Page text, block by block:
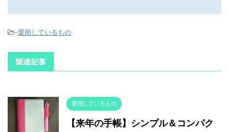
-愛用しているもの
関連記事
愛用しているもの
【来年の手帳】シンプル＆コンパク